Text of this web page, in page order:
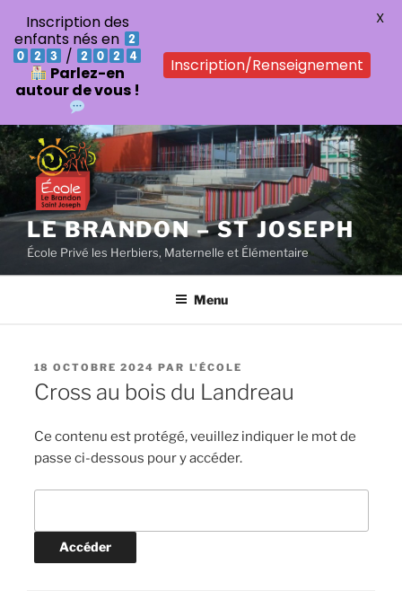
Aller
au
contenu
principal
LE BRANDON – ST JOSEPH
École Privé les Herbiers, Maternelle et Élémentaire
Menu
PUBLIÉ
LE
18 OCTOBRE 2024 PAR L'ÉCOLE
Cross au bois du Landreau
Ce contenu est protégé, veuillez indiquer le mot de
passe ci-dessous pour y accéder.
Inscription des
enfants nés en
/
Parlez-en
autour de vous !
Inscription/Renseignement
X